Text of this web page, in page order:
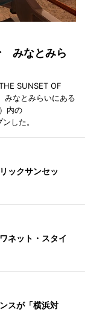
みなとみら
SUNSET OF
みなとみらいにある
内の
した。
ックサンセッ
ネット・スタイ
スが「横浜対